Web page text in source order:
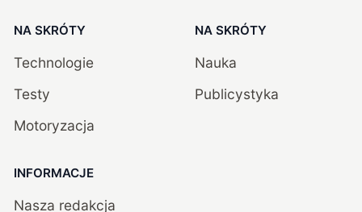
NA SKRÓTY
Technologie
Testy
Motoryzacja
NA SKRÓTY
Nauka
Publicystyka
INFORMACJE
Nasza redakcja